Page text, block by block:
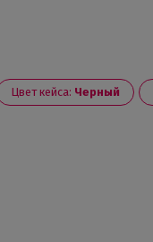
Цвет кейса: Черный